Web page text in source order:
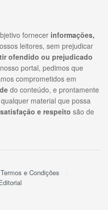
fornecer informações,
leitores, sem prejudicar
ofendido ou prejudicado
portal, pedimos que
comprometidos em
do conteúdo, e prontamente
qualquer material que possa
satisfação e respeito são de
Termos e Condições